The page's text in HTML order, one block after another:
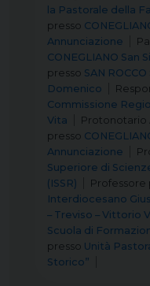
la Pastorale della
presso
Annunciazione
CONEGLIANO San
presso SAN
Domenico
Commissione
Vita
Protonotario
presso
Annunciazione
Superiore di
(ISSR)
Professore
Interdiocesano
– Treviso – Vittorio
Scuola di
presso Unità
Storico”